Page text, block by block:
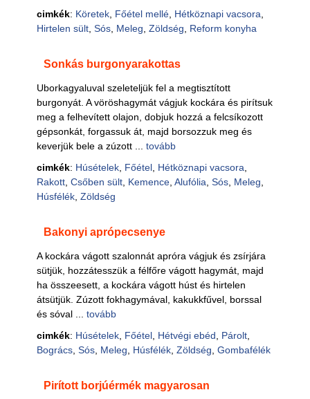
cimkék: Köretek, Főétel mellé, Hétköznapi vacsora
Hirtelen sült, Sós, Meleg Zöldség Reform konyha
Sonkás burgonyarakottas
Uborkagyaluval szeleteljük fel a megtisztított
burgonyát. A vöröshagymát vágjuk kockára és pirítsuk
meg a felhevített olajon, dobjuk hozzá a felcsíkozott
gépsonkát, forgassuk át, majd borsozzuk meg és
keverjük bele a zúzott ... tovább
cimkék: Húsételek, Főétel, Hétköznapi vacsora
Rakott, Csőben sült, Kemence, Alufólia Sós, Meleg
Húsfélék, Zöldség
Bakonyi aprópecsenye
A kockára vágott szalonnát apróra vágjuk és zsírjára
sütjük, hozzátesszük a félfőre vágott hagymát, majd
ha összeesett, a kockára vágott húst és hirtelen
átsütjük. Zúzott fokhagymával, kakukkfűvel, borssal
és sóval ... tovább
cimkék: Húsételek, Főétel, Hétvégi ebéd Párolt,
Bogrács, Sós, Meleg Húsfélék, Zöldség Gombafélék
Pirított borjúérmék magyarosan